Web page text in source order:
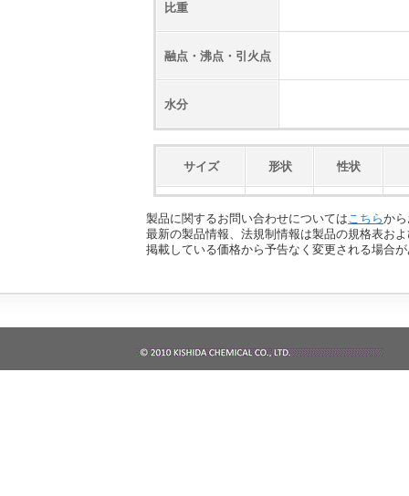
比重
融点・沸点・引火点
水分
サイズ 形状 性状
製品に関するお問い合わせについては こちらか
最新の製品情報、法規制情報は製品の規格表お
掲載している価格から予告なく変更される場合